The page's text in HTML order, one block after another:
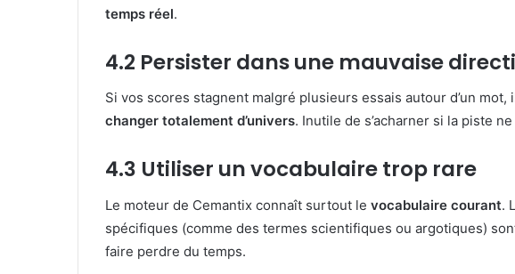
temps réel.
4.2 Persister dans une mauvaise
Si vos scores stagnent malgré plusieurs essais autour d’un
changer totalement d’univers. Inutile de s’acharner si la piste
4.3 Utiliser un vocabulaire trop rare
Le moteur de Cemantix connaît surtout le vocabulaire courant.
spécifiques (comme des termes scientifiques ou argotiques)
faire perdre du temps.